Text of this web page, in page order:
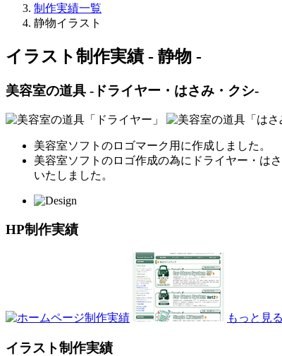
制作実績一覧
静物イラスト
イラスト制作実績 - 静物 -
美容室の道具 -ドライヤー・はさみ・クシ-
美容室ソフトのロゴマーク用に作成しました。
美容室ソフトのロゴ作成の為にドライヤー・は
いたしました。
HP制作実績
もっと見る
イラスト制作実績